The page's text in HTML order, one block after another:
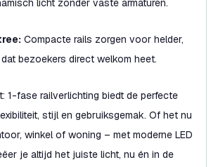
licht zonder vaste armaturen.
Compacte rails zorgen voor helder,
bezoekers direct welkom heet.
1-fase railverlichting biedt de perfecte
stijl en gebruiksgemak. Of het nu
winkel of woning – met moderne LED
je altijd het juiste licht, nu én in de